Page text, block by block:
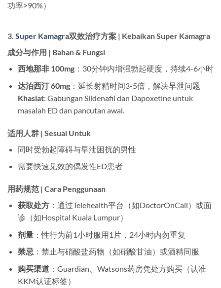
功率>90%）
3. Super Kamagra双效治疗方案 | Kebaikan Super Kamagra
成分与作用 | Bahan & Fungsi
西地那非 100mg：30分钟内增强勃起硬度，持续4-6小时
达泊西汀 60mg：延长射精时间3-5倍，解决早泄问题
Khasiat: Gabungan Sildenafil dan Dapoxetine untuk
masalah ED dan pancutan awal.
适用人群 | Sesuai Untuk
同时受勃起障碍与早泄困扰的男性
需要快速见效的偶发性ED患者
用药规范 | Cara Penggunaan
获取处方：通过Telehealth平台（如DoctorOnCall）或面
诊（如Hospital Kuala Lumpur）
剂量：性行为前1小时服用1片，24小时内勿重复
禁忌 ：禁止与硝酸盐药物（如硝酸甘油）或酒精同服
购买渠道：Guardian、Watsons药房凭处方购买（认准
KKM认证标签）